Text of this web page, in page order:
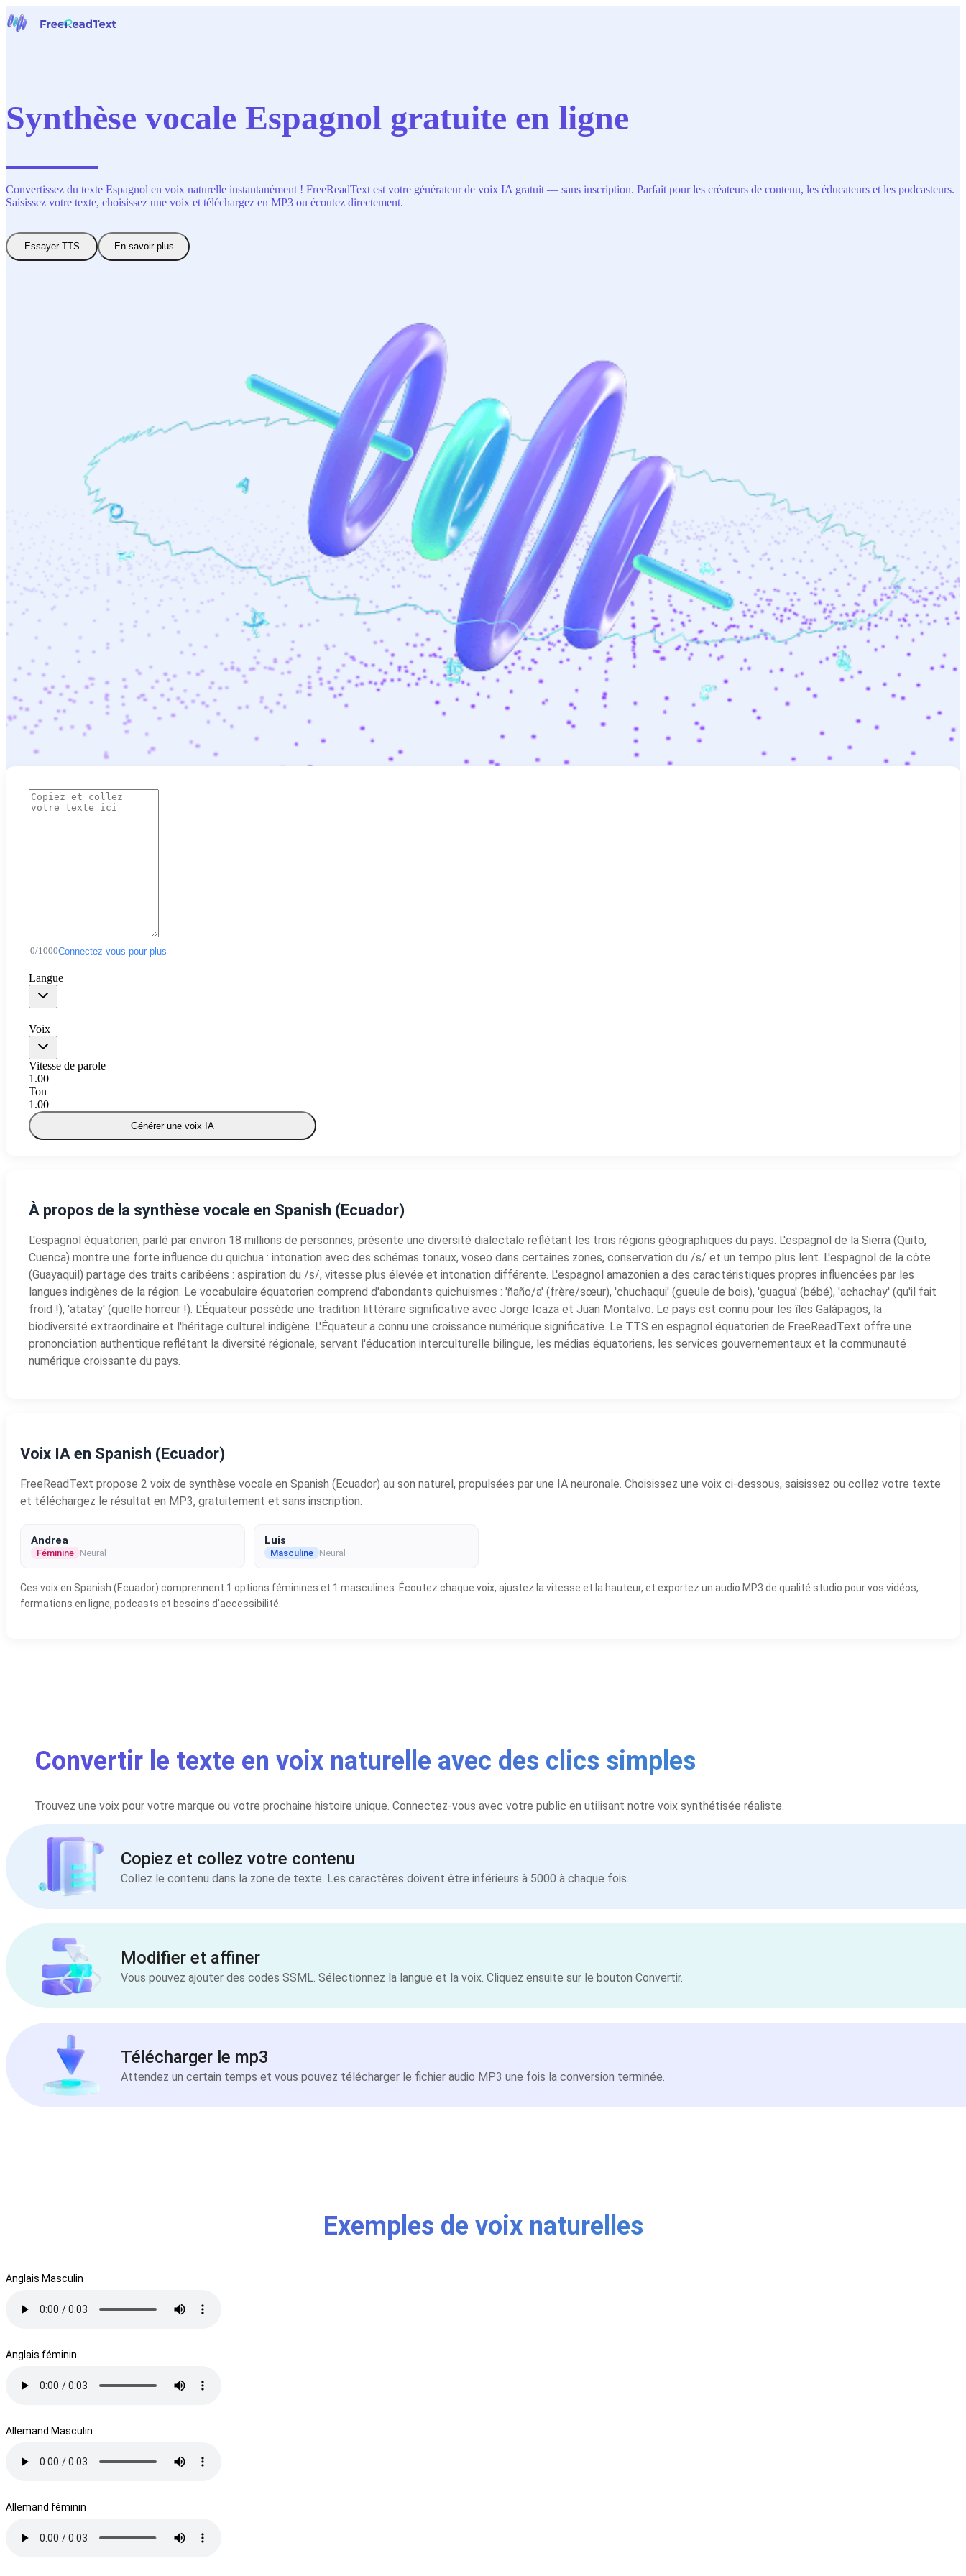
Tarifs
Nous contacter
Synthèse vocale Espagnol gratuite en ligne
Convertissez du texte Espagnol en voix naturelle instantanément ! FreeReadText est votre générateur de voix IA gratuit — sans inscription. Parfait pour les créateurs de contenu, les éducateurs et les podcasteurs.
Saisissez votre texte, choisissez une voix et téléchargez en MP3 ou écoutez directement.
Essayer TTS En savoir plus
0/1000Connectez-vous pour plus
Langue
Voix
Vitesse de parole
1.00
Ton
1.00
Générer une voix IA
À propos de la synthèse vocale en Spanish (Ecuador)
L'espagnol équatorien, parlé par environ 18 millions de personnes, présente une diversité dialectale reflétant les trois régions géographiques du pays. L'espagnol de la Sierra (Quito,
Cuenca) montre une forte influence du quichua : intonation avec des schémas tonaux, voseo dans certaines zones, conservation du /s/ et un tempo plus lent. L'espagnol de la côte
(Guayaquil) partage des traits caribéens : aspiration du /s/, vitesse plus élevée et intonation différente. L'espagnol amazonien a des caractéristiques propres influencées par les
langues indigènes de la région. Le vocabulaire équatorien comprend d'abondants quichuismes : 'ñaño/a' (frère/sœur), 'chuchaqui' (gueule de bois), 'guagua' (bébé), 'achachay' (qu'il fait
froid !), 'atatay' (quelle horreur !). L'Équateur possède une tradition littéraire significative avec Jorge Icaza et Juan Montalvo. Le pays est connu pour les îles Galápagos, la
biodiversité extraordinaire et l'héritage culturel indigène. L'Équateur a connu une croissance numérique significative. Le TTS en espagnol équatorien de FreeReadText offre une
prononciation authentique reflétant la diversité régionale, servant l'éducation interculturelle bilingue, les médias équatoriens, les services gouvernementaux et la communauté
numérique croissante du pays.
Voix IA en Spanish (Ecuador)
FreeReadText propose 2 voix de synthèse vocale en Spanish (Ecuador) au son naturel, propulsées par une IA neuronale. Choisissez une voix ci-dessous, saisissez ou collez votre texte
et téléchargez le résultat en MP3, gratuitement et sans inscription.
Andrea
Féminine Neural
Luis
Masculine Neural
Ces voix en Spanish (Ecuador) comprennent 1 options féminines et 1 masculines. Écoutez chaque voix, ajustez la vitesse et la hauteur, et exportez un audio MP3 de qualité studio pour vos vidéos,
formations en ligne, podcasts et besoins d'accessibilité.
Convertir le texte en voix naturelle avec des clics simples
Trouvez une voix pour votre marque ou votre prochaine histoire unique. Connectez-vous avec votre public en utilisant notre voix synthétisée réaliste.
Copiez et collez votre contenu
Collez le contenu dans la zone de texte. Les caractères doivent être inférieurs à 5000 à chaque fois.
Modifier et affiner
Vous pouvez ajouter des codes SSML. Sélectionnez la langue et la voix. Cliquez ensuite sur le bouton Convertir.
Télécharger le mp3
Attendez un certain temps et vous pouvez télécharger le fichier audio MP3 une fois la conversion terminée.
Exemples de voix naturelles
Anglais Masculin
Anglais féminin
Allemand Masculin
Allemand féminin